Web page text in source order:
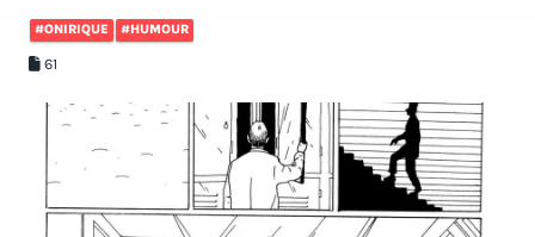
#ONIRIQUE #HUMOUR
61